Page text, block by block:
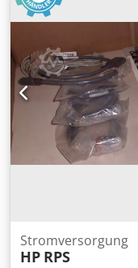
Stromversorgung
HP RPS